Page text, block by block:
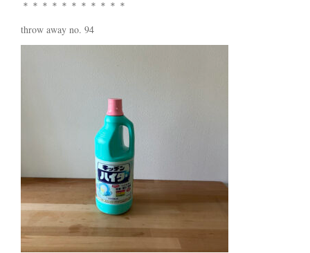
＊＊＊＊＊＊＊＊＊＊＊
throw away no. 94